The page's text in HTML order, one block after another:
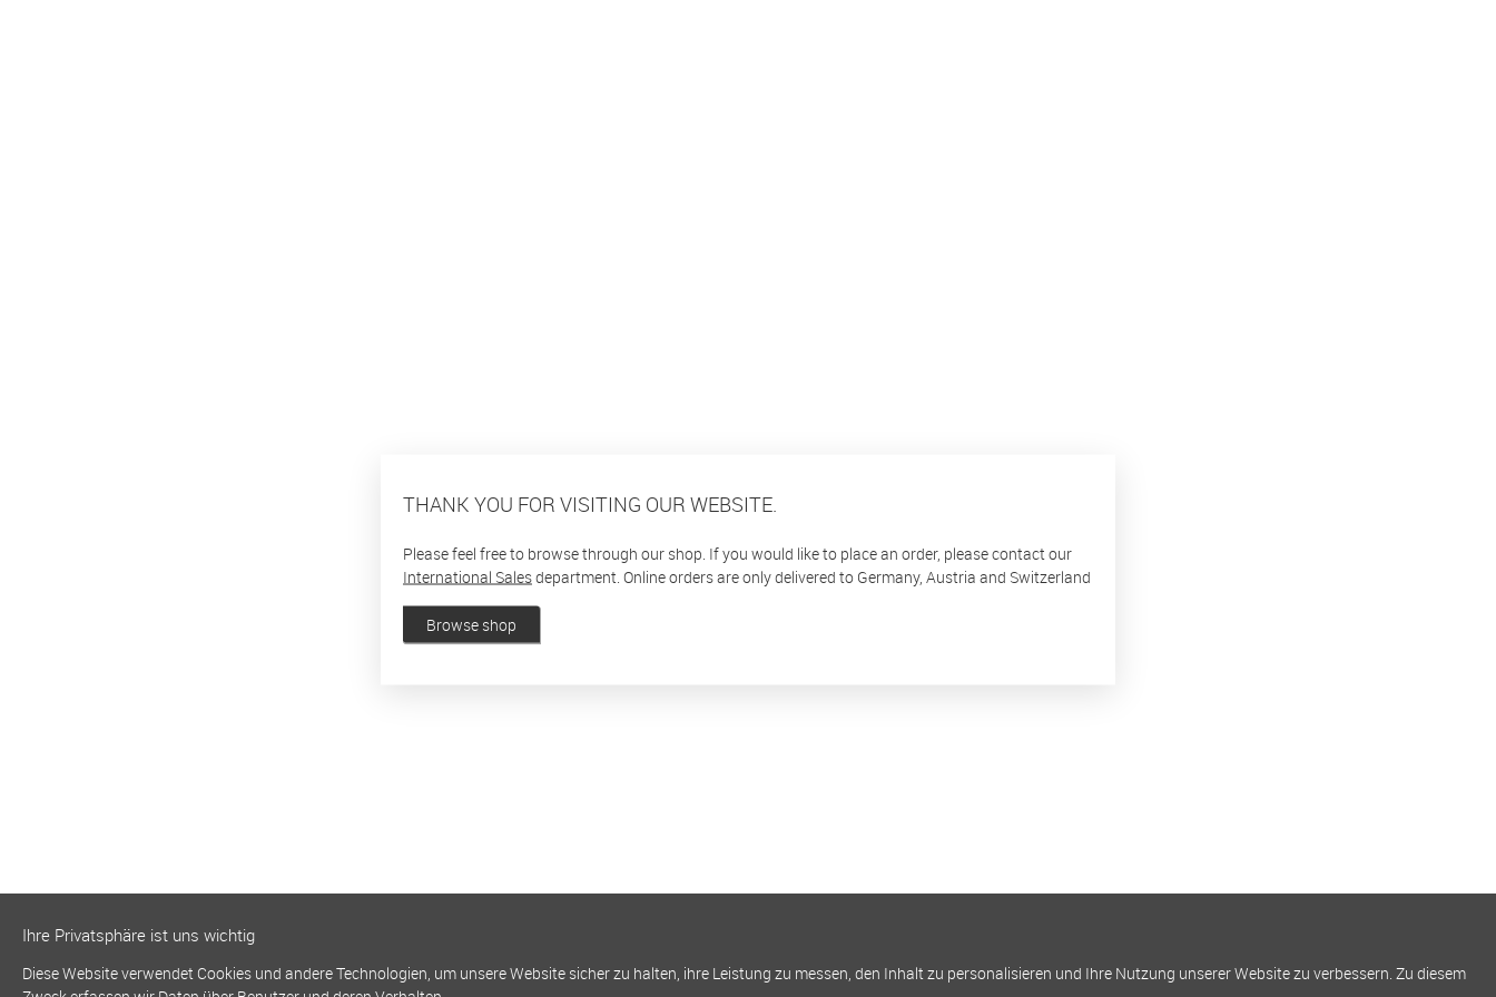
THANK YOU FOR VISITING OUR WEBSITE.
Please feel free to browse through our shop. If you would like to place an order, please contact our
International Salesdepartment. Online orders are only delivered to Germany, Austria and Switzerland
Browse shop
Ihre Privatsphäre ist uns wichtig
Diese Website verwendet Cookies und andere Technologien, um unsere Website sicher zu halten, ihre Leistung zu messen, den Inhalt zu personalisieren und Ihre Nutzung unserer Website zu verbessern. Zu diesem